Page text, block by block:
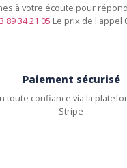
à votre écoute pour
89 34 21 05 Le prix de l'appel
Paiement sécurisé
toute confiance via la
Stripe